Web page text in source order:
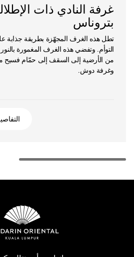
غرفة النادي ذات
بتروناس
تطل هذه الغرف المجهّزة بطريقة جذابة
التوأم. وتفضي هذه الغرف المغمورة
من الأرضية إلى السقف إلى حمّام فسيح
وغرفة دوش.